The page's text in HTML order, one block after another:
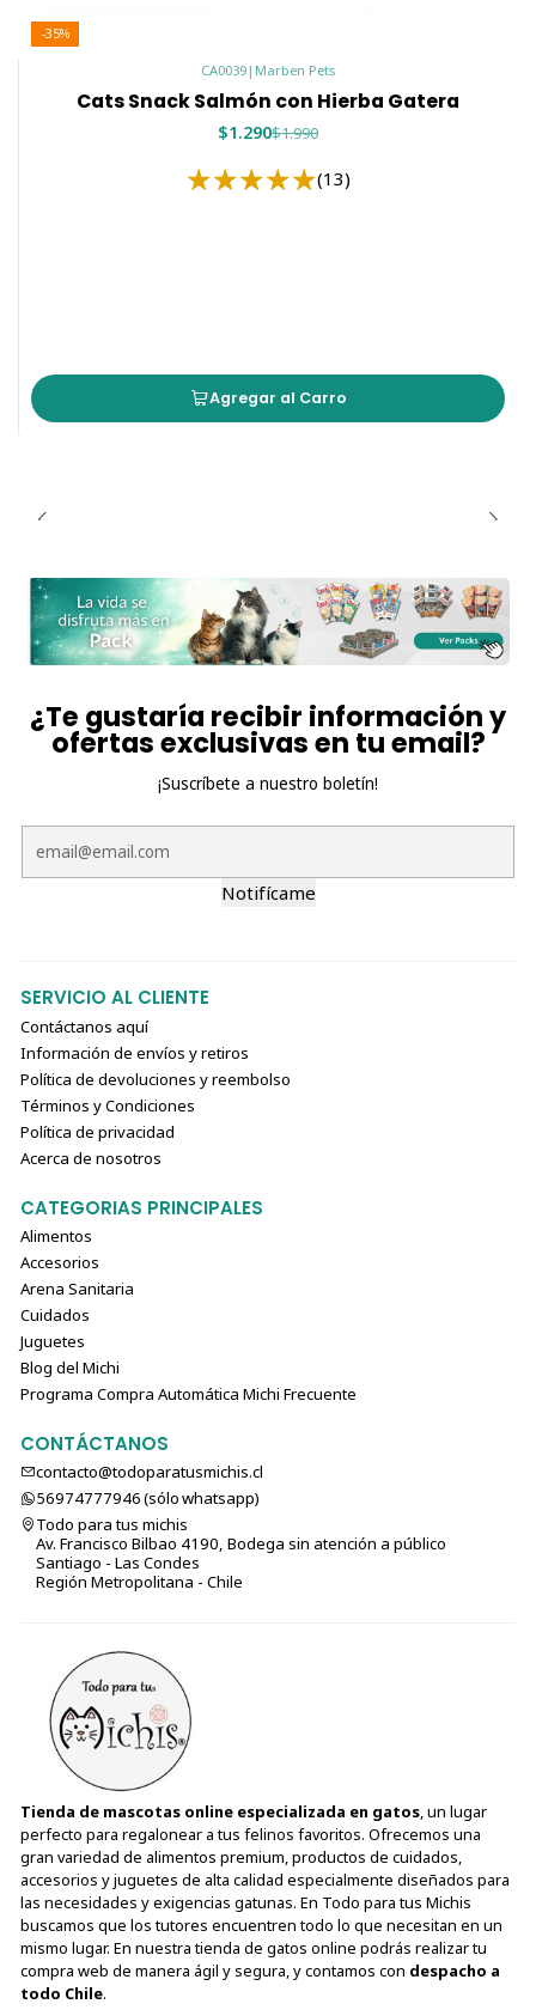
-35%
CA0039 | Marben Pets
Cats Snack Salmón con Hierba Gatera
$1.290$1.990
(13)
Agregar al Carro
¿Te gustaría recibir información y
ofertas exclusivas en tu email?
¡Suscríbete a nuestro boletín!
Notifícame
SERVICIO AL CLIENTE
Contáctanos aquí
Información de envíos y retiros
Política de devoluciones y reembolso
Términos y Condiciones
Política de privacidad
Acerca de nosotros
CATEGORIAS PRINCIPALES
Alimentos
Accesorios
Arena Sanitaria
Cuidados
Juguetes
Blog del Michi
Programa Compra Automática Michi Frecuente
CONTÁCTANOS
contacto@todoparatusmichis.cl
56974777946 (sólo⁣⁣⁣⁣⁣​​​​​​​​​​​​​​​ whatsapp)
Todo para tus michis
Av. Francisco Bilbao 4190, Bodega sin atención a público
Santiago - Las Condes
Región Metropolitana - Chile
Tienda de mascotas online especializada en gatos, un lugar
perfecto para regalonear a tus felinos favoritos. Ofrecemos una
gran variedad de alimentos premium, productos de cuidados,
accesorios y juguetes de alta calidad especialmente diseñados para
las necesidades y exigencias gatunas. En Todo para tus Michis
buscamos que los tutores encuentren todo lo que necesitan en un
mismo lugar. En nuestra tienda de gatos online podrás realizar tu
compra web de manera ágil y segura, y contamos con despacho a
todo Chile.